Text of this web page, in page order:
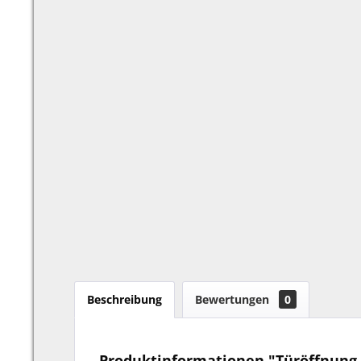
Beschreibung Bewertungen 0